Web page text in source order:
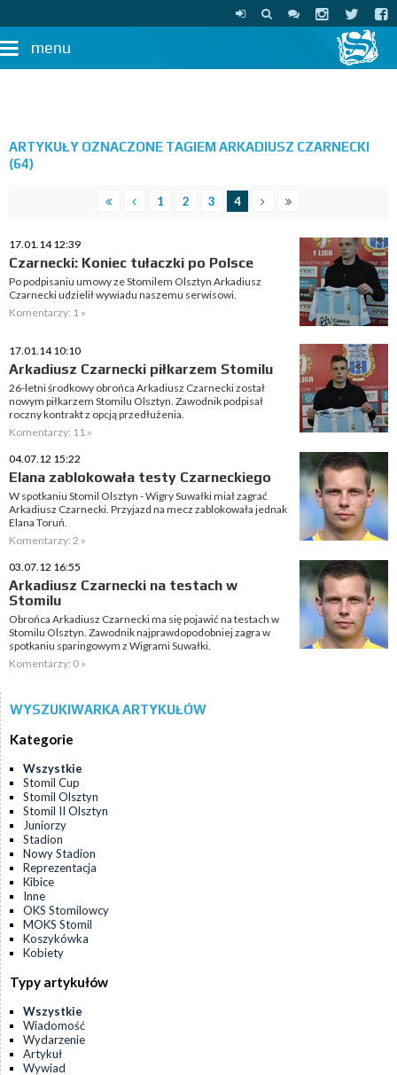
menu
ARTYKUŁY OZNACZONE TAGIEM ARKADIUSZ CZARNECKI
(64)
1 2 3 4
17.01.14 12:39
Czarnecki: Koniec tułaczki po Polsce
Po podpisaniu umowy ze Stomilem Olsztyn Arkadiusz
Czarnecki udzielił wywiadu naszemu serwisowi.
Komentarzy: 1 »
17.01.14 10:10
Arkadiusz Czarnecki piłkarzem Stomilu
26-letni środkowy obrońca Arkadiusz Czarnecki został
nowym piłkarzem Stomilu Olsztyn. Zawodnik podpisał
roczny kontrakt z opcją przedłużenia.
Komentarzy: 11 »
04.07.12 15:22
Elana zablokowała testy Czarneckiego
W spotkaniu Stomil Olsztyn - Wigry Suwałki miał zagrać
Arkadiusz Czarnecki. Przyjazd na mecz zablokowała jednak
Elana Toruń.
Komentarzy: 2 »
03.07.12 16:55
Arkadiusz Czarnecki na testach w
Stomilu
Obrońca Arkadiusz Czarnecki ma się pojawić na testach w
Stomilu Olsztyn. Zawodnik najprawdopodobniej zagra w
spotkaniu sparingowym z Wigrami Suwałki.
Komentarzy: 0 »
WYSZUKIWARKA ARTYKUŁÓW
Kategorie
Wszystkie
Stomil Cup
Stomil Olsztyn
Stomil II Olsztyn
Juniorzy
Stadion
Nowy Stadion
Reprezentacja
Kibice
Inne
OKS Stomilowcy
MOKS Stomil
Koszykówka
Kobiety
Typy artykułów
Wszystkie
Wiadomość
Wydarzenie
Artykuł
Wywiad